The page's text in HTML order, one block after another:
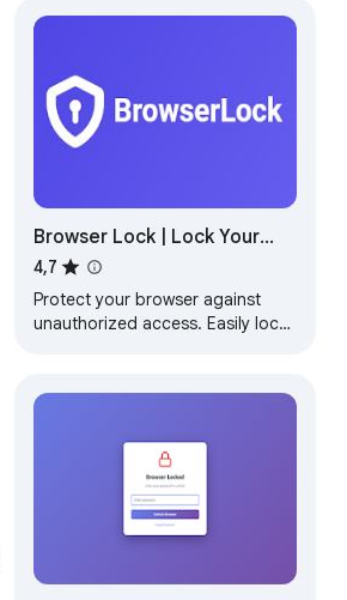
ads
Browser Lock | Lock Your
Browser
4,7
Protect your browser against
unauthorized access. Easily lock